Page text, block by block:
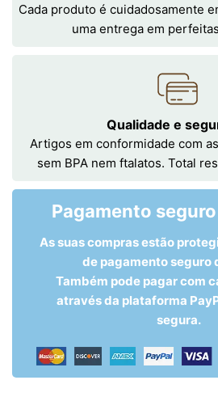
Cada produto é cuidadosamente
uma entrega em
Qualidade e
Artigos em conformidade com
sem BPA nem ftalatos. Total
Pagamento
As suas compras estão
de pagamento seguro
Também pode pagar com
através da plataforma
segura.